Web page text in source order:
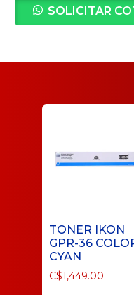
SOLICITAR
TONER IKON
GPR-36
CYAN
C$1,449.00